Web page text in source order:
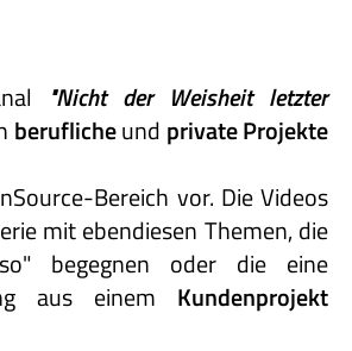
"Nicht der Weisheit letzter
beruflicheund privateProjekte
Bereich vor. Die Videos
mit ebendiesen Themen, die
begegnen oder die eine
aus einem Kundenprojekt